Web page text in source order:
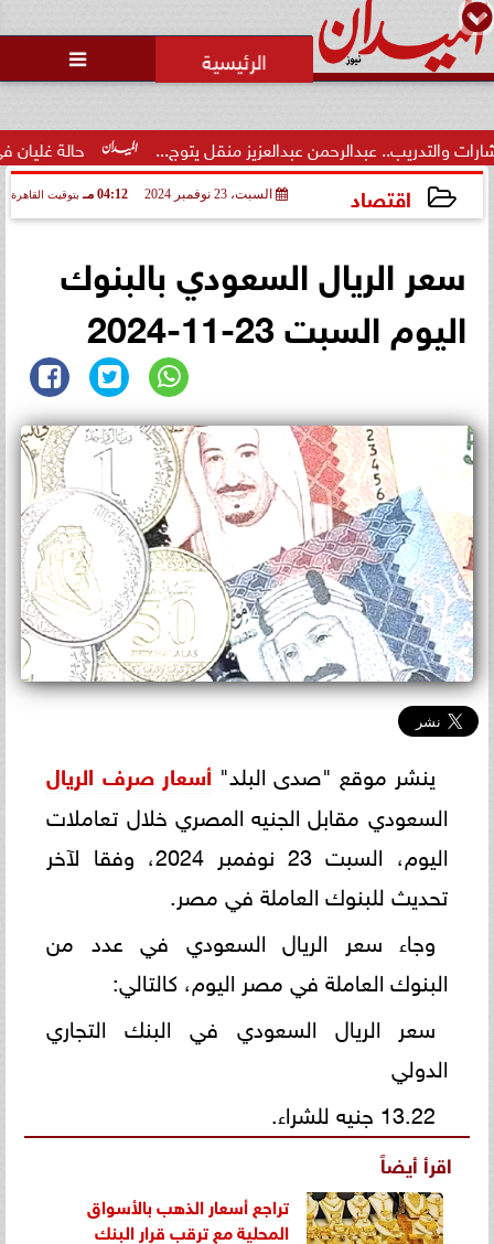

حالة غليان في نادي الشيخ زايد: عبدالعزيز منقل يتوج...
اقتصاد السبت، 23 نوفمبر 2024 04:12 مـ بتوقيت القاهرة
سعر الريال السعودي بالبنوك
اليوم السبت 23-11-2024
ينشر موقع "صدى البلد"أسعار صرف الريال
السعودي مقابل الجنيه المصري خلال تعاملات
اليوم، السبت 23 نوفمبر 2024، وفقا لآخر
تحديث للبنوك العاملة في مصر.
وجاء سعر الريال السعودي في عدد من
البنوك العاملة في مصر اليوم، كالتالي:
سعر الريال السعودي في البنك التجاري
الدولي
13.22 جنيه للشراء.
اقرأ أيضاً
تراجع أسعار الذهب بالأسواق
المحلية مع ترقب قرار البنك
محاولات لإخفاء المقاعد عن أعضاء
الجمعية العمومية خلال الإفطار